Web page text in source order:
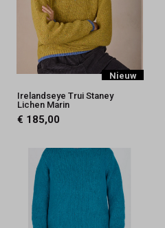
Nieuw
Irelandseye Trui Staney
Lichen Marin
€ 185,00